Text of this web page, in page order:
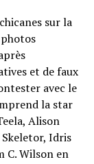
sur la
et de faux
avec le
la star
Alison
Idris
C. Wilson en